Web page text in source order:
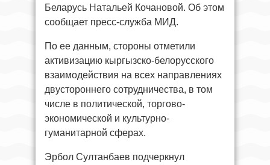
Беларусь Натальей Кочановой. Об этом
сообщает пресс-служба МИД.
По ее данным, стороны отметили
активизацию кыргызско-белорусского
взаимодействия на всех направлениях
двустороннего сотрудничества, в том
числе в политической, торгово-
экономической и культурно-
гуманитарной сферах.
Эрбол Султанбаев подчеркнул